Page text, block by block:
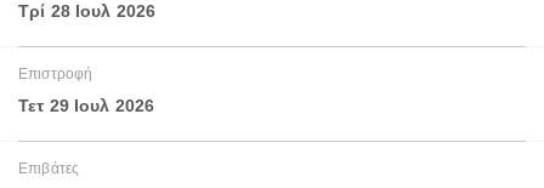
Τρί 28 Ιουλ 2026
Επιστροφή
Τετ 29 Ιουλ 2026
Επιβάτες